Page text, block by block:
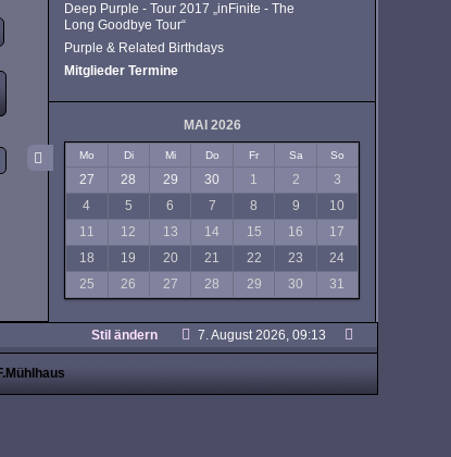
Deep Purple - Tour 2017 „inFinite - The
Long Goodbye Tour“
Purple & Related Birthdays
Mitglieder Termine
MAI 2026
Mo Di Mi Do Fr Sa So
27 28 29 30 1 2
3
4
5 6 7 8 9
10
11
12 13 14 15 16
17
18
19 20 21 22 23
24
25
26 27 28 29 30 31
7. August 2026, 09:13
Stil ändern